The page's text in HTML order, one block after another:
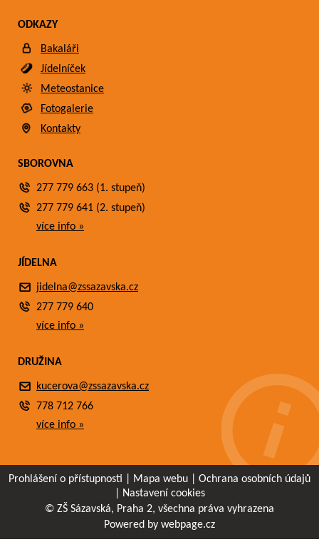
ODKAZY
Bakaláři
Jídelníček
Meteostanice
Fotogalerie
Kontakty
SBOROVNA
277 779 663 (1. stupeň)
277 779 641 (2. stupeň)
více info »
JÍDELNA
jidelna@zssazavska.cz
277 779 640
více info »
DRUŽINA
kucerova@zssazavska.cz
778 712 766
více info »
Prohlášení o přístupnosti Mapa webu
Ochrana osobních údajů
Nastavení cookies
© ZŠ Sázavská, Praha 2, všechna práva vyhrazena
Powered by webpage.cz